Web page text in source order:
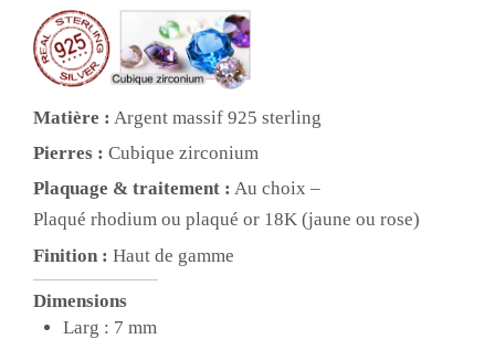
Matière : Argent massif 925 sterling
Pierres : Cubique zirconium
Plaquage & traitement : Au choix –
Plaqué rhodium ou plaqué or 18K (jaune ou rose)
Finition : Haut de gamme
Dimensions
Larg : 7 mm